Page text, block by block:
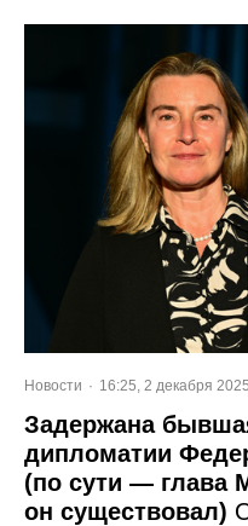
Новости 16:25, 2 декабря 2025
Задержана
дипломатии
(по сути — глава
он существовал)